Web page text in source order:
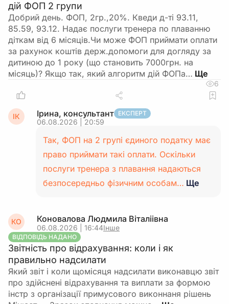
дій ФОП 2 групи
Добрий день. ФОП, 2гр.,20%. Кведи д-ті 93.11,
85.59, 93.12. Надає послуги тренера по плаванню
діткам від 6 місяців.Чи може ФОП приймати оплати
за рахунок коштів держ.допомоги для догляду за
дитиною до 1 року (що становить 7000грн. на
місяць)? Якщо так, який алгоритм дій ФОПа…
6
ІК Ірина, консультант ЕКСПЕРТ
06.08.2026 | 20:59
Так, ФОП на 2 групі єдиного податку має
право приймати такі оплати. Оскільки
послуги тренера з плавання надаються
безпосередньо фізичним особам… Ще
КО Коновалова Людмила Віталіівна
06.08.2026 | 16:44Інше
ВІДПОВІДЬ НАДАНО
Звітність про відрахування: коли і як
правильно надсилати
Який звіт і коли щомісяця надсилати виконавцю звіт
про здійснені відрахування та виплати за формою
інстр з організації примусового виконнаня рішень